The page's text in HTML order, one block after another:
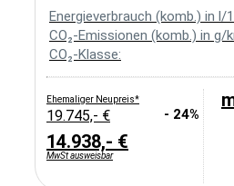
Energieverbrauch (komb.) in l/
CO₂-Emissionen (komb.) in g/
CO₂-Klasse:
Ehemaliger Neupreis*
19.745,- € - 24%
14.938,- €
MwSt ausweisbar